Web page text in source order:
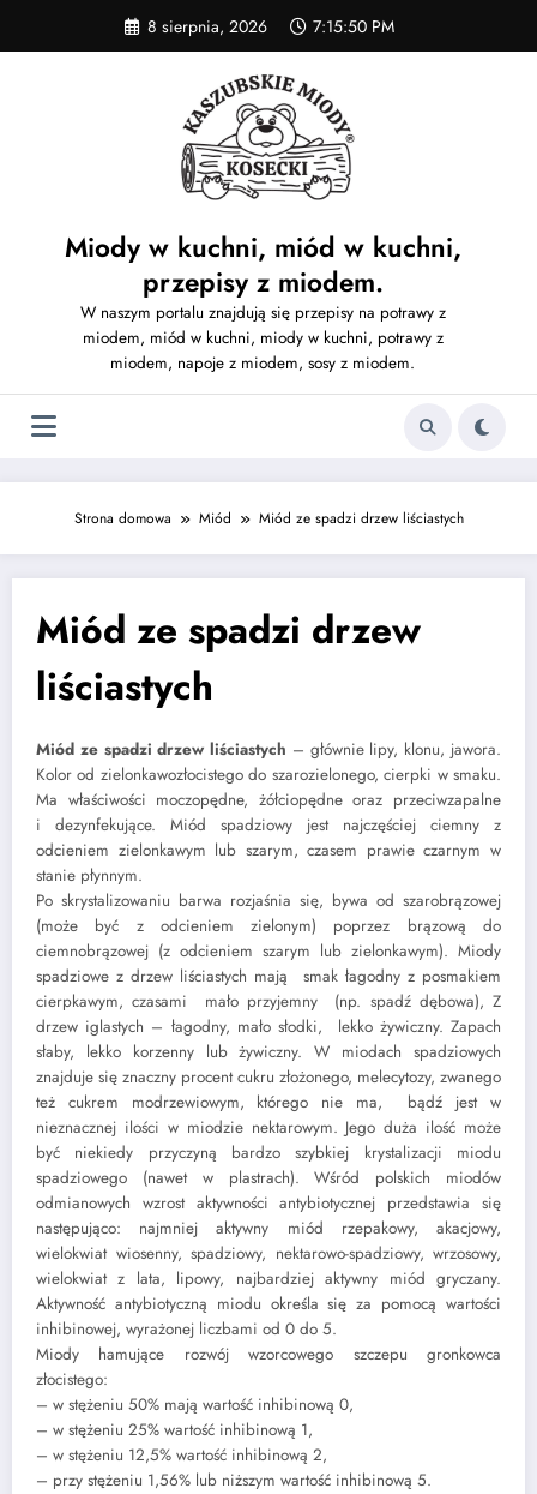
content
8 sierpnia, 2026 7:15:51 PM
Miody w kuchni, miód w kuchni,
przepisy z miodem.
W naszym portalu znajdują się przepisy na potrawy z
miodem, miód w kuchni, miody w kuchni, potrawy z
miodem, napoje z miodem, sosy z miodem.
Strona domowa Miód Miód ze spadzi drzew liściastych
Miód ze spadzi drzew
liściastych
Miód ze spadzi drzew liściastych – głównie lipy, klonu, jawora.
Kolor od zielonkawozłocistego do szarozielonego, cierpki w smaku.
Ma właściwości moczopędne, żółciopędne oraz przeciwzapalne
i dezynfekujące. Miód spadziowy jest najczęściej ciemny z
odcieniem zielonkawym lub szarym, czasem prawie czarnym w
stanie płynnym.
Po skrystalizowaniu barwa rozjaśnia się, bywa od szarobrązowej
(może być z odcieniem zielonym) poprzez brązową do
ciemnobrązowej (z odcieniem szarym lub zielonkawym). Miody
spadziowe z drzew liściastych mają smak łagodny z posmakiem
cierpkawym, czasami mało przyjemny (np. spadź dębowa), Z
drzew iglastych – łagodny, mało słodki, lekko żywiczny. Zapach
słaby, lekko korzenny lub żywiczny. W miodach spadziowych
znajduje się znaczny procent cukru złożonego, melecytozy, zwanego
też cukrem modrzewiowym, którego nie ma, bądź jest w
nieznacznej ilości w miodzie nektarowym. Jego duża ilość może
być niekiedy przyczyną bardzo szybkiej krystalizacji miodu
spadziowego (nawet w plastrach). Wśród polskich miodów
odmianowych wzrost aktywności antybiotycznej przedstawia się
następująco: najmniej aktywny miód rzepakowy, akacjowy,
wielokwiat wiosenny, spadziowy, nektarowo-spadziowy, wrzosowy,
wielokwiat z lata, lipowy, najbardziej aktywny miód gryczany.
Aktywność antybiotyczną miodu określa się za pomocą wartości
inhibinowej, wyrażonej liczbami od 0 do 5.
Miody hamujące rozwój wzorcowego szczepu gronkowca
złocistego:
– w stężeniu 50% mają wartość inhibinową 0,
– w stężeniu 25% wartość inhibinową 1,
– w stężeniu 12,5% wartość inhibinową 2,
– przy stężeniu 1,56% lub niższym wartość inhibinową 5.